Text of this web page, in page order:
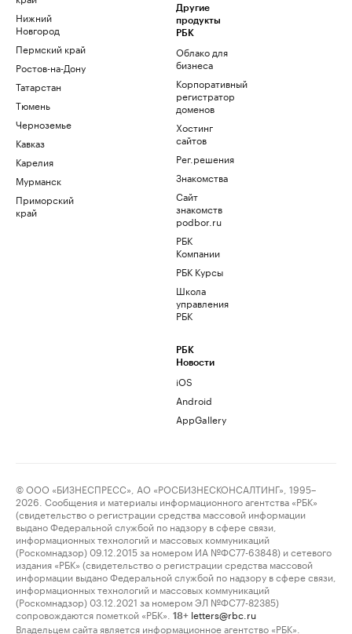
Нижний
Новгород
Пермский край
Ростов-на-Дону
Татарстан
Тюмень
Черноземье
Кавказ
Карелия
Мурманск
Приморский
край
Другие
продукты
РБК
Облако для
бизнеса
Корпоративный
регистратор
доменов
Хостинг
сайтов
Рег.решения
Знакомства
Сайт
знакомств
podbor.ru
РБК
Компании
РБК Курсы
Школа
управления
РБК
РБК
Новости
iOS
Android
AppGallery
© ООО «БИЗНЕСПРЕСС», АО «РОСБИЗНЕСКОНСАЛТИНГ», 1995–
2026. Сообщения и материалы информационного агентства «РБК»
(свидетельство о регистрации средства массовой информации
выдано Федеральной службой по надзору в сфере связи,
информационных технологий и массовых коммуникаций
(Роскомнадзор) 09.12.2015 за номером ИА №ФС77-63848) и сетевого
издания «РБК» (свидетельство о регистрации средства массовой
информации выдано Федеральной службой по надзору в сфере связи,
информационных технологий и массовых коммуникаций
(Роскомнадзор) 03.12.2021 за номером ЭЛ №ФС77-82385)
сопровождаются пометкой «РБК».
18+ letters@rbc.ru
Владельцем сайта является информационное агентство «РБК».